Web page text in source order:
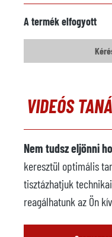
Öntödei robot
Gyártó
Permetezőgép
Gyártó
Modell
Év
Kivonó egység
Gyártó
A termék elfogyott
VIDEÓS
Nem tudsz eljönni
keresztül optimális
tisztázhatjuk
reagálhatunk az Ön